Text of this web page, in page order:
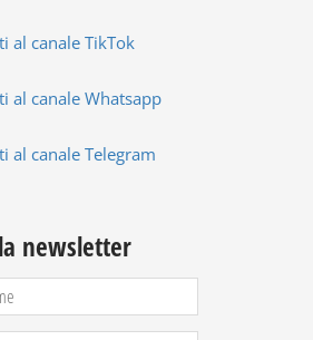
al canale TikTok
al canale Whatsapp
al canale Telegram
newsletter